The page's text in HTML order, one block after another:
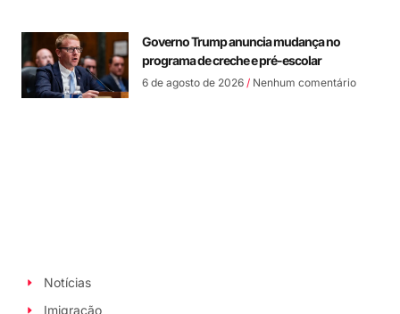
Governo Trump anuncia mudança no
programa de creche e pré-escolar
6 de agosto de 2026 Nenhum comentário
Notícias
Imigração